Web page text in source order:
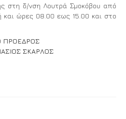
στη δ/νση Λουτρά Σμοκόβου από
ώρες 08.00 εως 15.00 και στο
ΠΡΟΕΔΡΟΣ
ΣΚΑΡΛΟΣ